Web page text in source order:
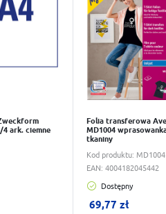
4 ark. ciemne
Kod produktu: MD1004
Folia transferowa
MD1004
tkaniny
EAN:4004182045442
Dostępny
69,77 zł
W koszyku: